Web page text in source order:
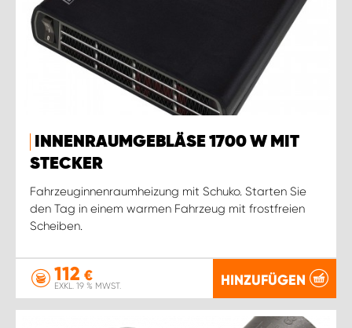
INNENRAUMGEBLÄSE 1700 W MIT
STECKER
Fahrzeuginnenraumheizung mit Schuko. Starten Sie
den Tag in einem warmen Fahrzeug mit frostfreien
Scheiben.
112 €
EXKL. 19 % MWST. HINZUFÜGEN